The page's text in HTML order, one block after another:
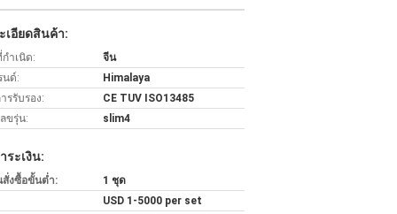
เอียดสินค้า:
ำเนิด:
จีน
นด์:
Himalaya
รรับรอง:
CE TUV ISO13485
ขรุ่น:
slim4
ระเงิน:
งซื้อขั้นต่ำ:
1 ชุด
USD 1-5000 per set